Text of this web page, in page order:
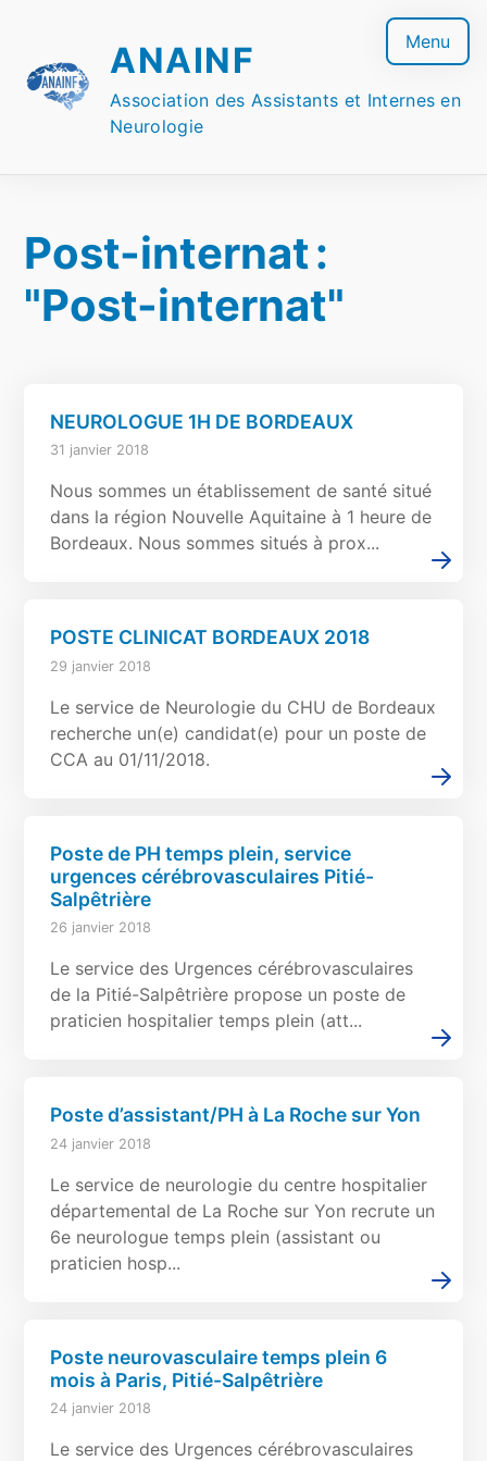
content
ANAINF
Association des Assistants et Internes en
Neurologie
Menu
Post-internat:
"Post-internat"
NEUROLOGUE 1H DE BORDEAUX
31 janvier 2018
Nous sommes un établissement de santé situé
dans la région Nouvelle Aquitaine à 1 heure de
Bordeaux. Nous sommes situés à prox...
POSTE CLINICAT BORDEAUX 2018
29 janvier 2018
Le service de Neurologie du CHU de Bordeaux
recherche un(e) candidat(e) pour un poste de
CCA au 01/11/2018.
Poste de PH temps plein, service
urgences cérébrovasculaires Pitié-
Salpêtrière
26 janvier 2018
Le service des Urgences cérébrovasculaires
de la Pitié-Salpêtrière propose un poste de
praticien hospitalier temps plein (att...
Poste d’assistant/PH à La Roche sur Yon
24 janvier 2018
Le service de neurologie du centre hospitalier
départemental de La Roche sur Yon recrute un
6e neurologue temps plein (assistant ou
praticien hosp...
Poste neurovasculaire temps plein 6
mois à Paris, Pitié-Salpêtrière
24 janvier 2018
Le service des Urgences cérébrovasculaires